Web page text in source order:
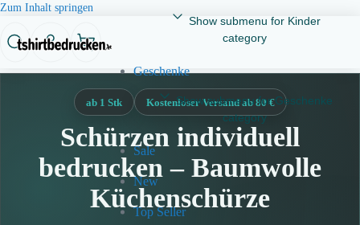
Zum Inhalt springen
Show submenu for Kinder
category
Geschenke
Show submenu for Geschenke
category
Sale
New
Top Seller
ab 1 Stk Kostenloser Versand ab 80 €
Schürzen individuell
bedrucken – Baumwolle
Küchenschürze